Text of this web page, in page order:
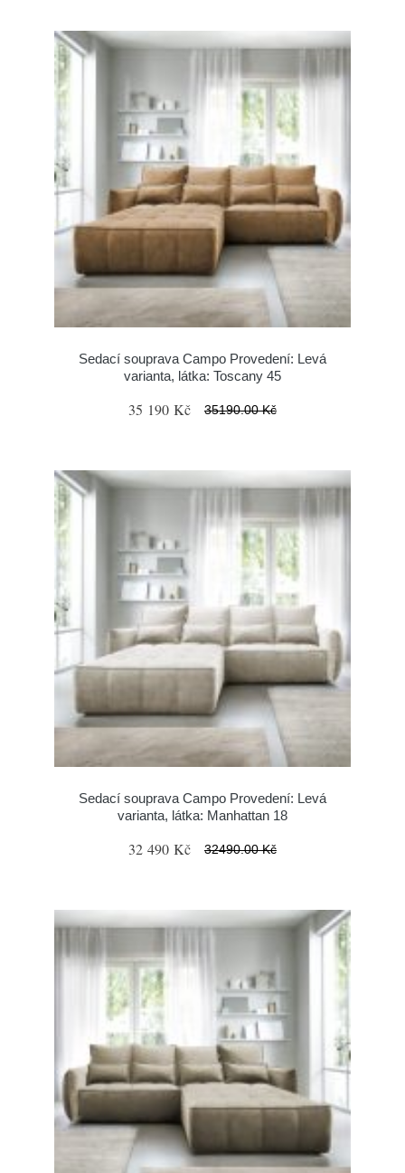
Sedací souprava Campo Provedení: Levá
varianta, látka: Toscany 45
35 190 Kč 35190.00 Kč
Sedací souprava Campo Provedení: Levá
varianta, látka: Manhattan 18
32 490 Kč 32490.00 Kč